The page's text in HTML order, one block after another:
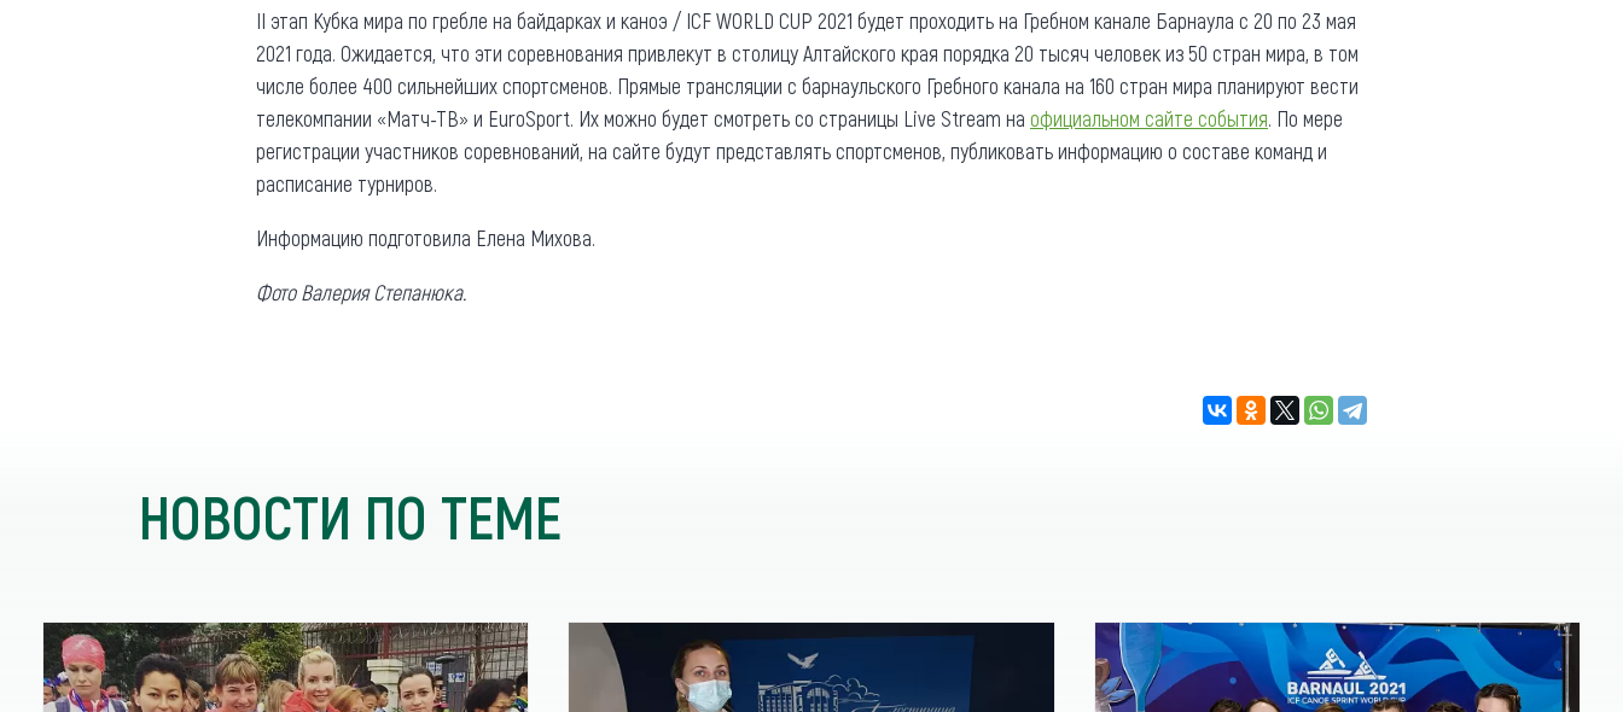
II этап Кубка мира по гребле на байдарках и каноэ / ICF WORLD CUP 2021 будет проходить на Гребном канале Барнаула с 20 по 23 мая
2021 года. Ожидается, что эти соревнования привлекут в столицу Алтайского края порядка 20 тысяч человек из 50 стран мира, в том
числе более 400 сильнейших спортсменов. Прямые трансляции с барнаульского Гребного канала на 160 стран мира планируют вести
телекомпании «Матч-ТВ» и EuroSport. Их можно будет смотреть со страницы Live Stream на официальном сайте события. По мере
регистрации участников соревнований, на сайте будут представлять спортсменов, публиковать информацию о составе команд и
расписание турниров.
Информацию подготовила Елена Михова.
Фото Валерия Степанюка.
НОВОСТИ ПО ТЕМЕ